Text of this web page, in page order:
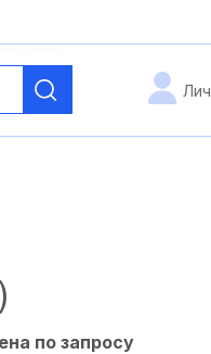
по запросу